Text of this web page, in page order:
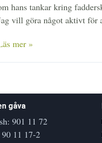
hans tankar kring
vill göra något aktivt för
mer »
gåva
901 11 72
11 17-2